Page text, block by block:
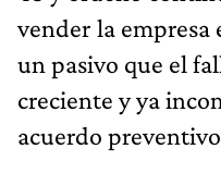
vender la empresa
un pasivo que el
creciente y ya
acuerdo